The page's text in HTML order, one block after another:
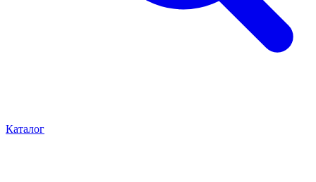
Каталог